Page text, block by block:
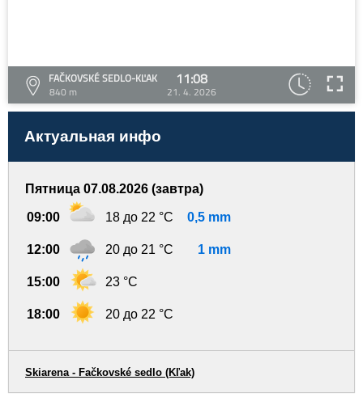
FAČKOVSKÉ SEDLO-KĽAK
840 m
11:08
21. 4. 2026
Актуальная инфо
Пятница 07.08.2026 (завтра)
09:00 18 до 22 °C 0,5 mm
12:00 20 до 21 °C 1 mm
15:00 23 °C
18:00 20 до 22 °C
Skiarena - Fačkovské sedlo (Kľak)